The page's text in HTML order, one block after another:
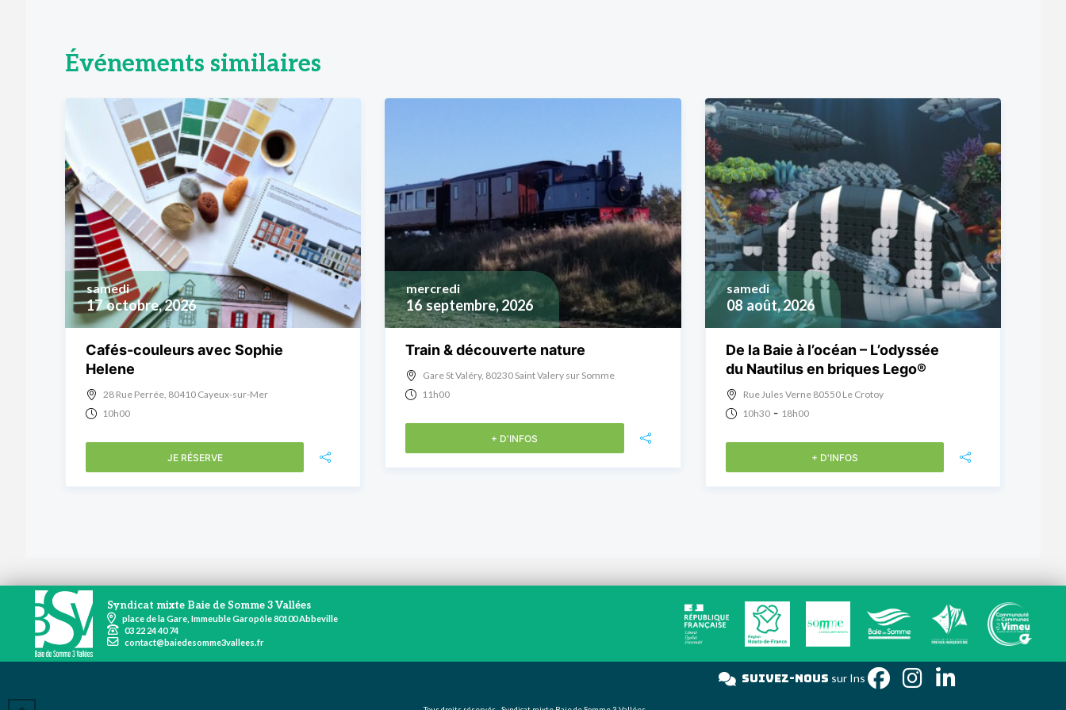
Événements similaires
17 octobre, 2026
samedi
Cafés-couleurs avec Sophie
Helene
28 Rue Perrée, 80410 Cayeux-sur-Mer
10h00
JE RÉSERVE
16 septembre, 2026
mercredi
Train & découverte nature
Gare St Valéry, 80230 Saint Valery sur Somme
11h00
+ D'INFOS
08 août, 2026
samedi
De la Baie à l’océan – L’odyssée
du Nautilus en briques Lego®
Rue Jules Verne 80550 Le Crotoy
10h30- 18h00
+ D'INFOS
Syndicat mixte Baie de Somme 3 Vallées
place de la Gare, Immeuble Garopôle 80100 Abbeville
03 22 24 40 74
contact@baiedesomme3vallees.fr
Suivez-noussur Insta